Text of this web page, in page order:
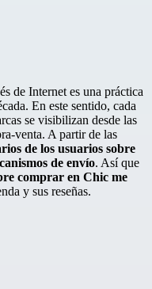
de Internet es una práctica
En este sentido, cada
se visibilizan desde las
venta. A partir de las
de los usuarios sobre
de envío. Así que
comprar en Chic me
y sus reseñas.